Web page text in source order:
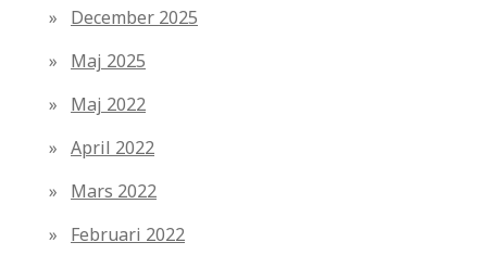
December 2025
Maj 2025
Maj 2022
April 2022
Mars 2022
Februari 2022